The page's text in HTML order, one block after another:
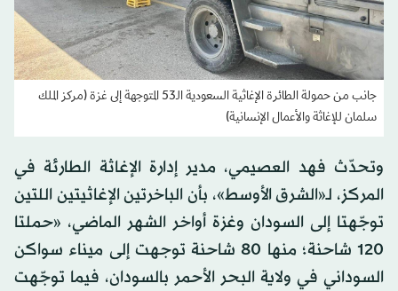
جانب من حمولة الطائرة الإغاثية السعودية الـ53 المتوجهة إلى غزة (مركز الملك
سلمان للإغاثة والأعمال الإنسانية)
وتحدّث فهد العصيمي، مدير إدارة الإغاثة الطارئة في
المركز، لـ«الشرق الأوسط»، بأن الباخرتين الإغاثيتين اللتين
توجّهتا إلى السودان وغزة أواخر الشهر الماضي، «حملتا
120 شاحنة؛ منها 80 شاحنة توجهت إلى ميناء سواكن
السوداني في ولاية البحر الأحمر بالسودان، فيما توجّهت